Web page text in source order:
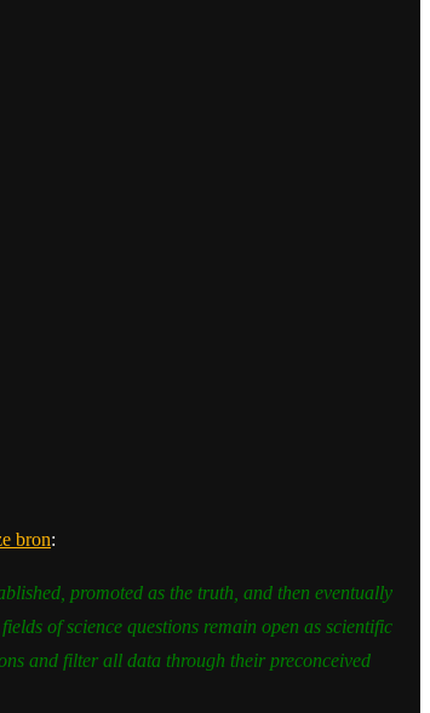
bron:
promoted as the truth, and then eventually
of science questions remain open as scientific
and filter all data through their preconceived